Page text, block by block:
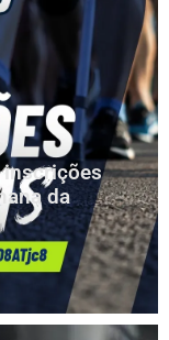
inscrições
da